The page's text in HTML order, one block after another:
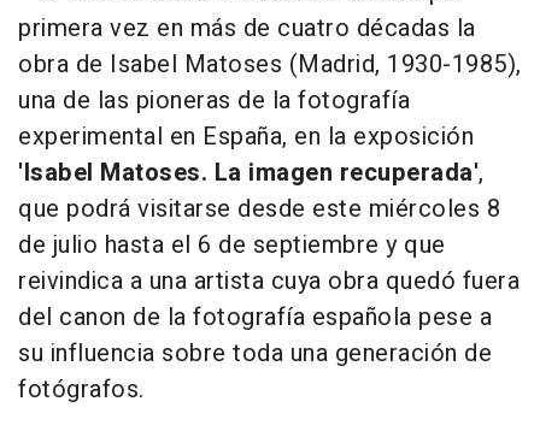
primera vez en más de cuatro décadas la
obra de Isabel Matoses (Madrid, 1930-1985),
una de las pioneras de la fotografía
experimental en España, en la exposición
'Isabel Matoses. La imagen recuperada',
que podrá visitarse desde este miércoles 8
de julio hasta el 6 de septiembre y que
reivindica a una artista cuya obra quedó fuera
del canon de la fotografía española pese a
su influencia sobre toda una generación de
fotógrafos.